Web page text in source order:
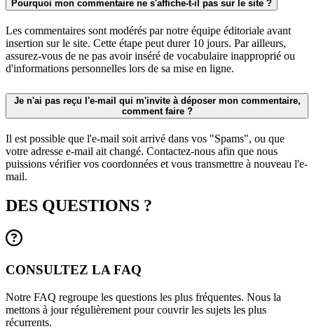
Pourquoi mon commentaire ne s'affiche-t-il pas sur le site ?
Les commentaires sont modérés par notre équipe éditoriale avant
insertion sur le site. Cette étape peut durer 10 jours. Par ailleurs,
assurez-vous de ne pas avoir inséré de vocabulaire inapproprié ou
d'informations personnelles lors de sa mise en ligne.
Je n'ai pas reçu l'e-mail qui m'invite à déposer mon commentaire,
comment faire ?
Il est possible que l'e-mail soit arrivé dans vos "Spams", ou que
votre adresse e-mail ait changé. Contactez-nous afin que nous
puissions vérifier vos coordonnées et vous transmettre à nouveau l'e-
mail.
DES QUESTIONS ?
CONSULTEZ LA FAQ
Notre FAQ regroupe les questions les plus fréquentes. Nous la
mettons à jour régulièrement pour couvrir les sujets les plus
récurrents.